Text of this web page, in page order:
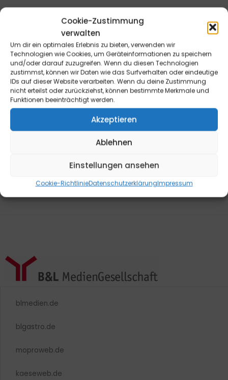
Cookie-Zustimmung
verwalten
Um dir ein optimales Erlebnis zu bieten, verwenden wir
Technologien wie Cookies, um Geräteinformationen zu speichern
und/oder darauf zuzugreifen. Wenn du diesen Technologien
zustimmst, können wir Daten wie das Surfverhalten oder eindeutige
IDs auf dieser Website verarbeiten. Wenn du deine Zustimmung
nicht erteilst oder zurückziehst, können bestimmte Merkmale und
Funktionen beeinträchtigt werden.
Akzeptieren
Ablehnen
Einstellungen ansehen
Cookie-RichtlinieDatenschutzerklärungImpressum
Widerrufsrecht für Endverbraucher: Die Bestellung kann
innerhalb von 14 Tagen ohne Angabe von Gründen
telefonisch oder schriftlich (z.B. E-Mail, Fax, Brief) oder
durch Rücksendung der Ware widerrufen werden. Die
Frist beginnt frühestens mit Erhalt dieser Belehrung. Zur
Wahrung der Widerrufsfrist genügt die rechtzeitige
telefonische oder schriftliche Kündigung bzw.
Absendung der Ware an die B&L MedienGesellschaft
mbH & Co. KG., Max-Volmer-Straße 28, 40724 Hilden,
Informationen sowie ein Widerrufsformular finden Sie
blmedien.de
blgastro.de
moproweb.de
kaeseweb.de